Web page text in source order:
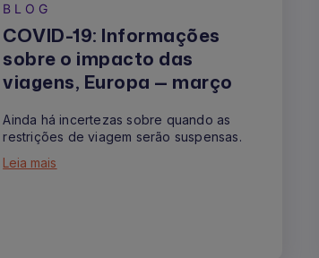
BLOG
COVID-19: Informações
sobre o impacto das
viagens, Europa — março
Ainda há incertezas sobre quando as
restrições de viagem serão suspensas.
Leia mais